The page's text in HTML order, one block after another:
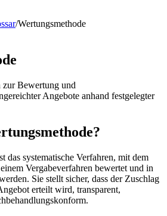
/Wertungsmethode
zur Bewertung und
Angebote anhand festgelegter
das systematische Verfahren, mit dem
Vergabeverfahren bewertet und in
Sie stellt sicher, dass der Zuschlag
erteilt wird, transparent,